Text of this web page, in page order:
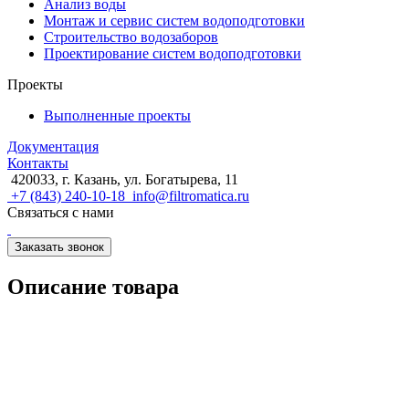
Анализ воды
Монтаж и сервис систем водоподготовки
Строительство водозаборов
Проектирование систем водоподготовки
Проекты
Выполненные проекты
Документация
Контакты
420033, г. Казань, ул. Богатырева, 11
+7 (843) 240-10-18 info@filtromatica.ru
Связаться с нами
Заказать звонок
Описание товара